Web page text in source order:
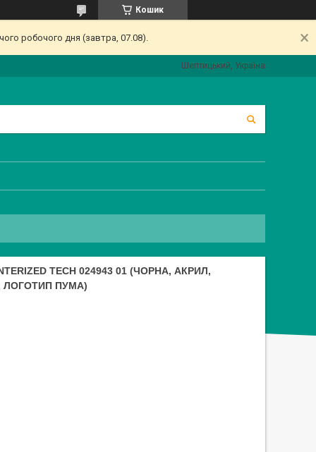
Кошик
робочого дня (завтра, 07.08).
Шептицький, Україна
TECH 024943 01 (ЧОРНА, АКРИЛ,
ЛОГОТИП ПУМА)